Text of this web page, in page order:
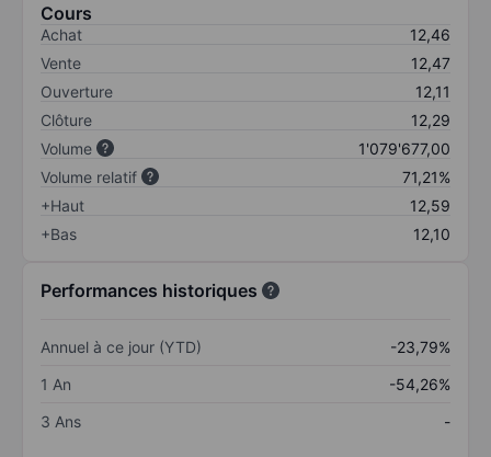
Cours
Achat
12,46
Vente
12,47
Ouverture
12,11
Clôture
12,29
Volume
1'079'677,00
Volume relatif
71,21%
+Haut
12,59
+Bas
12,10
Performances historiques
Annuel à ce jour (YTD)
-23,79%
1 An
-54,26%
3 Ans
-